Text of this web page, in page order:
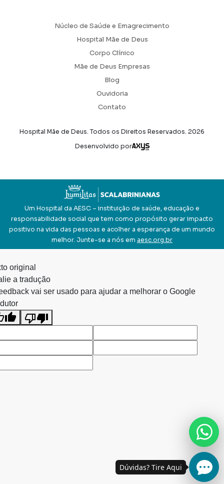
Núcleo de Saúde e Emagrecimento
Hospital Mãe de Deus
Corpo Clínico
Mãe de Deus Empresas
Blog
Ouvidoria
Contato
Hospital Mãe de Deus. Todos os Direitos Reservados. 2026
Desenvolvido por
Axysweb
Um Hospital da AESC – instituição de saúde, educação e
responsabilidade social que tem como propósito gerar impacto
positivo na vida das pessoas e acolher a esperança de um mundo
melhor. Junte-se a nós em aesc.org.br
Dúvidas? Tire Aqui
original
a tradução
vai ser usado para ajudar a melhorar o Google